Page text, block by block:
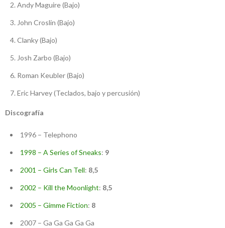
Andy Maguire (Bajo)
John Croslin (Bajo)
Clanky (Bajo)
Josh Zarbo (Bajo)
Roman Keubler (Bajo)
Eric Harvey (Teclados, bajo y percusión)
Discografía
1996 – Telephono
1998 – A Series of Sneaks: 9
2001 – Girls Can Tell: 8,5
2002 – Kill the Moonlight: 8,5
2005 – Gimme Fiction: 8
2007 – Ga Ga Ga Ga Ga